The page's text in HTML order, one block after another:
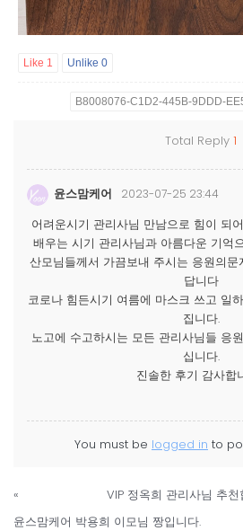
Like 1 Unlike 0
B8008076-C1D2-445B-9DDD-
Total Reply 1
윤스맘케어 2023-07-25 23:44
어려운시기 관리사님 만남으로 힘이 되
배우는 시기 관리사님과 아름다운 기억
산모님들께서 가끔보내 주시는 응원의
답니다
코로나 힘든시기 여름에 마스크 쓰고 일
집니다.
노고에 수고하시는 모든 관리사님들 응
십니다.
진솔한 후기 감사합
You must be logged in to
«
VIP 정옥희 관리사님 추천
윤스맘케어 박용희 이모님 짱입니다.